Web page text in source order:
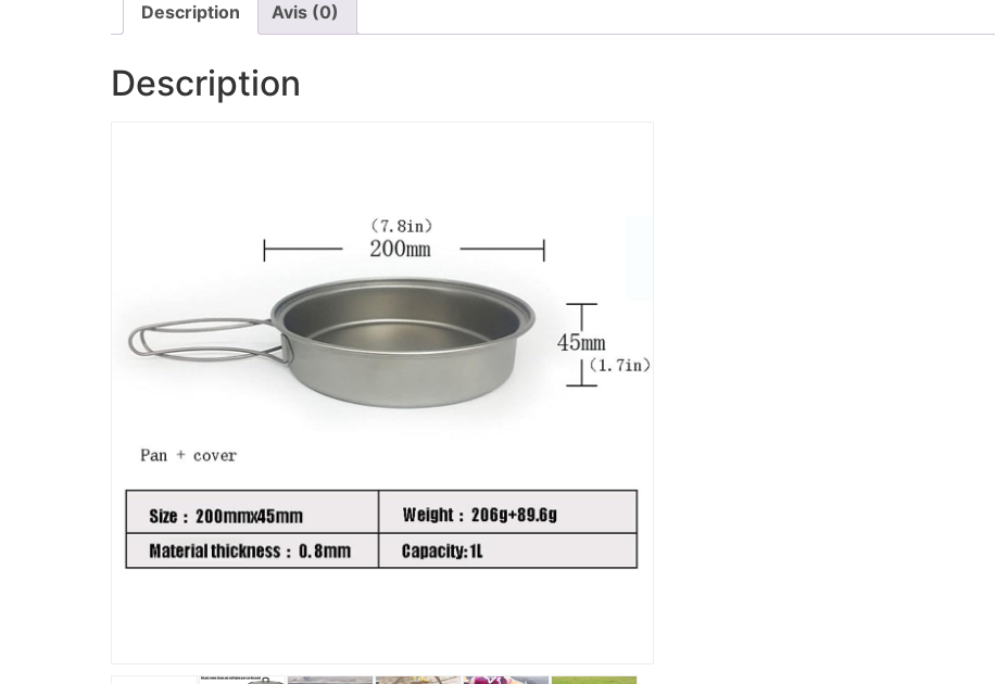
Description Avis (0)
Description